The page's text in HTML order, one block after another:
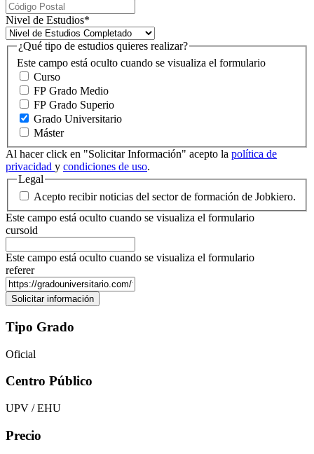
Nivel de Estudios*
Este campo está oculto cuando se visualiza el formulario
¿Qué tipo de estudios quieres realizar?
Curso
FP Grado Medio
FP Grado Superio
Grado Universitario
Máster
Al hacer click en "Solicitar Información" acepto la política de
privacidad y condiciones de uso.
Legal
Acepto recibir noticias del sector de formación de Jobkiero.
Este campo está oculto cuando se visualiza el formulario
cursoid
Este campo está oculto cuando se visualiza el formulario
referer
Tipo Grado
Oficial
Centro Público
UPV / EHU
Precio